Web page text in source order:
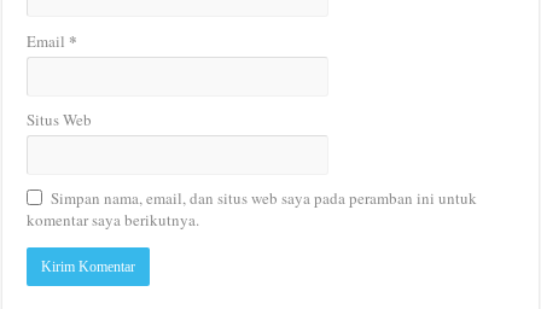
Email *
Situs Web
Simpan nama, email, dan situs web saya pada peramban ini untuk
komentar saya berikutnya.